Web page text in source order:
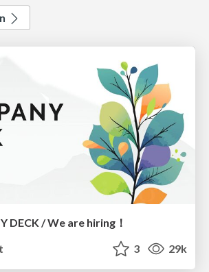
DECK / We are hiring！
3 29k